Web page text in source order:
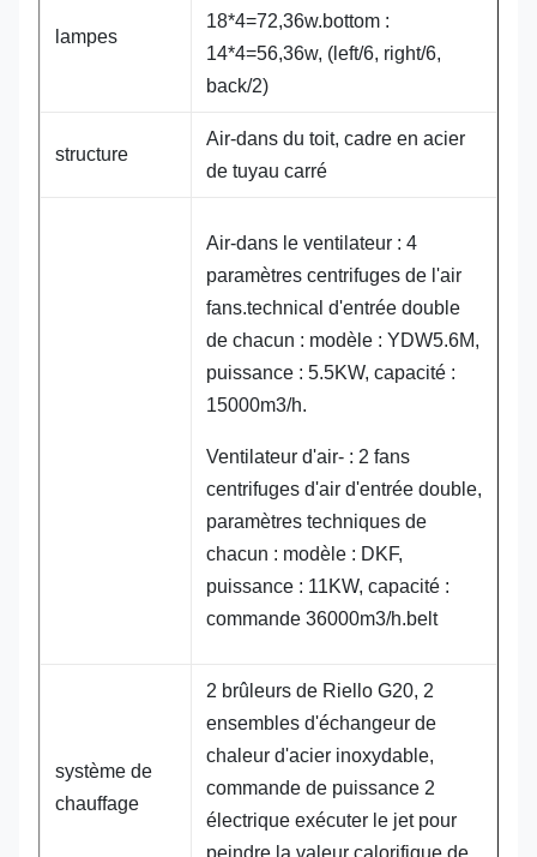
lampes
18*4=72,36w.bottom :
14*4=56,36w, (left/6, right/6,
back/2)
structure
Air-dans du toit, cadre en acier
de tuyau carré
Air-dans le ventilateur : 4
paramètres centrifuges de l'air
fans.technical d'entrée double
de chacun : modèle : YDW5.6M,
puissance : 5.5KW, capacité :
15000m3/h.
Ventilateur d'air- : 2 fans
centrifuges d'air d'entrée double,
paramètres techniques de
chacun : modèle : DKF,
puissance : 11KW, capacité :
commande 36000m3/h.belt
système de
chauffage
2 brûleurs de Riello G20, 2
ensembles d'échangeur de
chaleur d'acier inoxydable,
commande de puissance 2
électrique exécuter le jet pour
peindre la valeur calorifique de